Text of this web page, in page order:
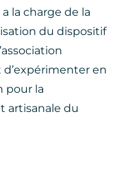
la charge de la
du dispositif
d’expérimenter en
pour la
artisanale du